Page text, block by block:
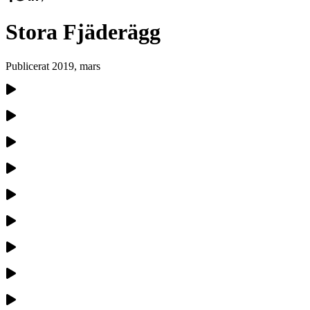
Stora Fjäderägg
Publicerat 2019, mars